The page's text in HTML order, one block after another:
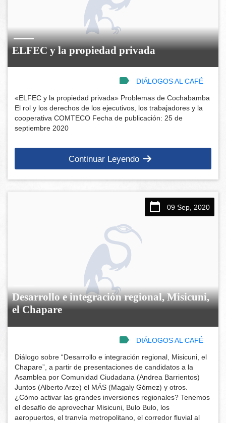
ELFEC y la propiedad privada
DIÁLOGOS AL CAFÉ
«ELFEC y la propiedad privada» Problemas de Cochabamba
El rol y los derechos de los ejecutivos, los trabajadores y la
cooperativa COMTECO Fecha de publicación: 25 de
septiembre 2020
Continuar Leyendo
09 Sep, 2020
Desarrollo e integración regional, Misicuni,
el Chapare
DIÁLOGOS AL CAFÉ
Diálogo sobre “Desarrollo e integración regional, Misicuni, el
Chapare”, a partir de presentaciones de candidatos a la
Asamblea por Comunidad Ciudadana (Andrea Barrientos)
Juntos (Alberto Arze) el MÁS (Magaly Gómez) y otros.
¿Cómo activar las grandes inversiones regionales? Tenemos
el desafío de aprovechar Misicuni, Bulo Bulo, los
aeropuertos, el tranvía metropolitano, el corredor fluvial al